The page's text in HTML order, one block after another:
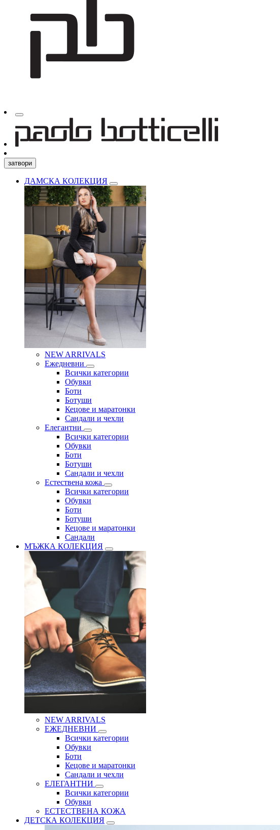
затвори
ДАМСКА КОЛЕКЦИЯ
NEW ARRIVALS
Ежедневни
Всички категории
Обувки
Боти
Ботуши
Кецове и маратонки
Сандали и чехли
Елегантни
Всички категории
Обувки
Боти
Ботуши
Сандали и чехли
Естествена кожа
Всички категории
Обувки
Боти
Ботуши
Кецове и маратонки
Сандали
МЪЖКА КОЛЕКЦИЯ
NEW ARRIVALS
ЕЖЕДНЕВНИ
Всички категории
Обувки
Боти
Кецове и маратонки
Сандали и чехли
ЕЛЕГАНТНИ
Всички категории
Обувки
ЕСТЕСТВЕНА КОЖА
ДЕТСКА КОЛЕКЦИЯ